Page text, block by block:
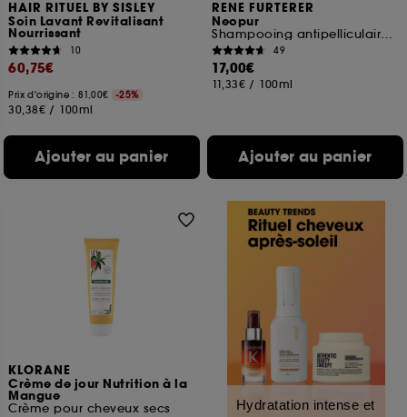
HAIR RITUEL BY SISLEY
Soin Lavant Revitalisant
Nourrissant
10
60,75€
Prix d'origine : 81,00€ -25%
30,38€ / 100ml
Ajouter au panier
RENE FURTERER
Neopur
Shampooing antipelliculaire équilibrant cuir chevelu sec
49
17,00€
11,33€ / 100ml
Ajouter au panier
KLORANE
Crème de jour Nutrition à la
Mangue
Crème pour cheveux secs
Hydratation intense et